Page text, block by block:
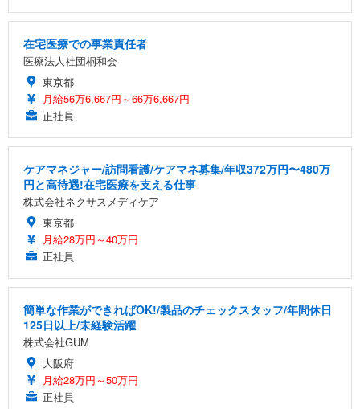
在宅医療での事業責任者
医療法人社団桐和会
東京都
月給56万6,667円～66万6,667円
正社員
ケアマネジャー/訪問看護/ケアマネ募集/年収372万円〜480万
円と高待遇!在宅医療を支える仕事
株式会社ネクサスメディケア
東京都
月給28万円～40万円
正社員
簡単な作業ができればOK!/製品のチェックスタッフ/年間休日
125日以上/未経験活躍
株式会社GUM
大阪府
月給28万円～50万円
正社員